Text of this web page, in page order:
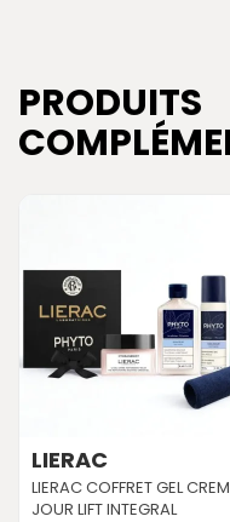
PRODUITS
LIERAC
LIERAC COFFRET GEL
JOUR LIFT INTEGRAL